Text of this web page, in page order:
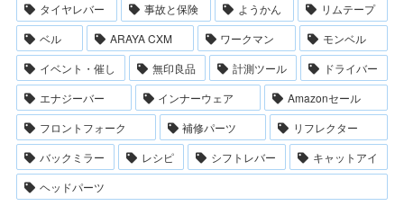
タイヤレバー
事故と保険 ようかん
リムテープ
ベル
ARAYA CXM ワークマン
モンベル
イベント・催し
無印良品 計測ツール
ドライバー
エナジーバー
インナーウェア
Amazonセール
フロントフォーク
補修パーツ
リフレクター
バックミラー
レシピ シフトレバー
キャットアイ
ヘッドパーツ